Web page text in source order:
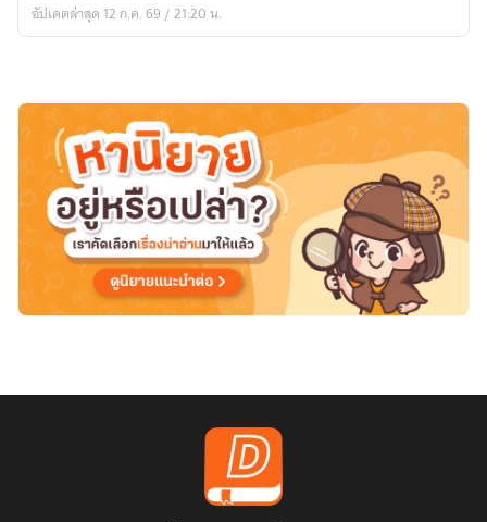
hero
อัปเดตล่าสุด 12 ก.ค. 69 / 21:20 น.